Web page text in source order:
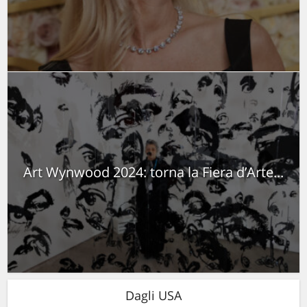
Art Wynwood 2024: torna la Fiera d’Arte...
Dagli USA